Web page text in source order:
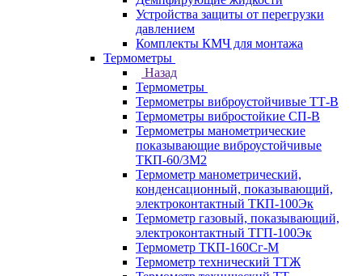
Устройства защиты от перегрузки
давлением
Комплекты КМЧ для монтажа
Термометры
Назад
Термометры
Термометры виброустойчивые ТТ-В
Термометры вибростойкие СП-В
Термометры манометрические
показывающие виброустойчивые
ТКП-60/3М2
Термометр манометрический,
конденсационный, показывающий,
электроконтактный ТКП-100Эк
Термометр газовый, показывающий,
электроконтактный ТГП-100Эк
Термометр ТКП-160Сг-М
Термометр технический ТТЖ